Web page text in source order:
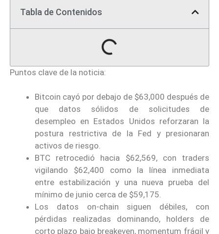
Tabla de Contenidos
Puntos clave de la noticia:
Bitcoin cayó por debajo de $63,000 después de
que datos sólidos de solicitudes de
desempleo en Estados Unidos reforzaran la
postura restrictiva de la Fed y presionaran
activos de riesgo.
BTC retrocedió hacia $62,569, con traders
vigilando $62,400 como la línea inmediata
entre estabilización y una nueva prueba del
mínimo de junio cerca de $59,175.
Los datos on-chain siguen débiles, con
pérdidas realizadas dominando, holders de
corto plazo bajo breakeven, momentum frágil y